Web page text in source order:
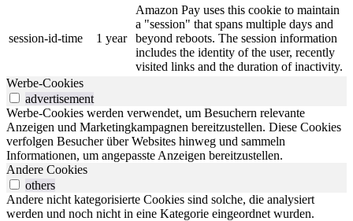
session-id-time 1 year
Amazon Pay uses this cookie to maintain
a "session" that spans multiple days and
beyond reboots. The session information
includes the identity of the user, recently
visited links and the duration of inactivity.
Werbe-Cookies
advertisement
Werbe-Cookies werden verwendet, um Besuchern relevante
Anzeigen und Marketingkampagnen bereitzustellen. Diese Cookies
verfolgen Besucher über Websites hinweg und sammeln
Informationen, um angepasste Anzeigen bereitzustellen.
Andere Cookies
others
Andere nicht kategorisierte Cookies sind solche, die analysiert
werden und noch nicht in eine Kategorie eingeordnet wurden.